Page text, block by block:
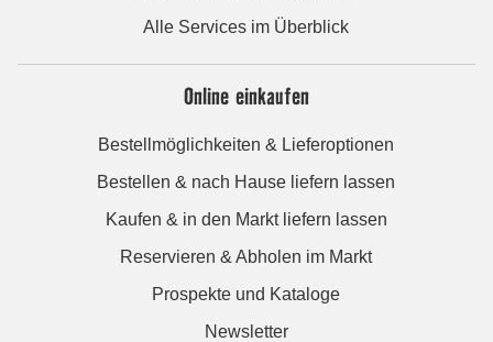
Alle Services im Überblick
Online einkaufen
Bestellmöglichkeiten & Lieferoptionen
Bestellen & nach Hause liefern lassen
Kaufen & in den Markt liefern lassen
Reservieren & Abholen im Markt
Prospekte und Kataloge
Newsletter